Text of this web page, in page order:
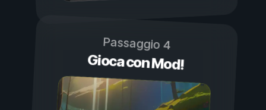
Passaggio 4
Gioca con Mod!